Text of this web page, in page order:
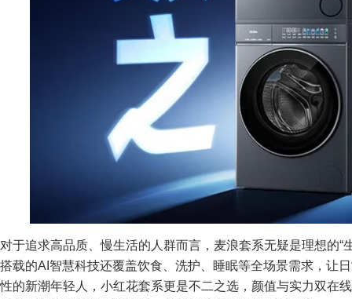
对于追求高品质、慢生活的人群而言，麦浪套系无疑是理想的“
搭载的AI智慧科技还覆盖饮食、洗护、睡眠等全场景需求，让
性的新潮年轻人，小红花套系更是不二之选，颜值与实力双在